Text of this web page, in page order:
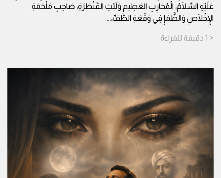
عَلَيْهِ السَّلَامُ، الْمُحَارِبِ العَظِيمِ وَلَيْثِ القَنْطَرَةِ، صَاحِبِ مَلْحَمَةِ
الإِخْلَاصِ وَالظَّمَإِ فِي وَقْعَةِ الطَّفِّ،...
< 1 دقيقة للقراءة